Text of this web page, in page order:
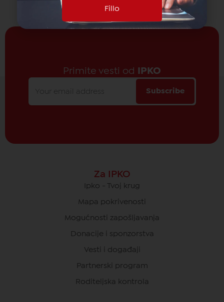
Primite vesti od IPKO
Subscribe
Za IPKO
Ipko - Tvoj krug
Mapa pokrivenosti
Mogućnosti zapošljavanja
Donacije i sponzorstva
Vesti i događaji
Partnerski program
Roditeljska kontrola
Fillo